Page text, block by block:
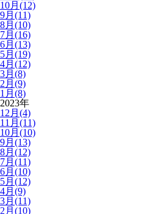
10月(12)
9月(11)
8月(10)
7月(16)
6月(13)
5月(19)
4月(12)
3月(8)
2月(9)
1月(8)
2023年
12月(4)
11月(11)
10月(10)
9月(13)
8月(12)
7月(11)
6月(10)
5月(12)
4月(9)
3月(11)
2月(10)